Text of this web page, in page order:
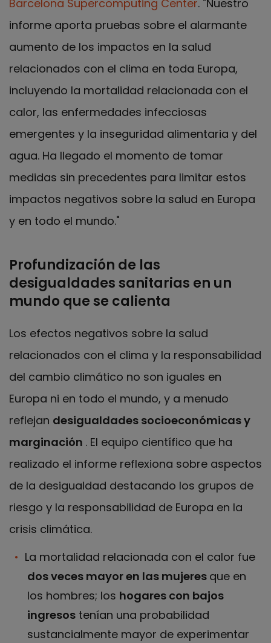
Barcelona Supercomputing Center. "Nuestro
informe aporta pruebas sobre el alarmante
aumento de los impactos en la salud
relacionados con el clima en toda Europa,
incluyendo la mortalidad relacionada con el
calor, las enfermedades infecciosas
emergentes y la inseguridad alimentaria y del
agua. Ha llegado el momento de tomar
medidas sin precedentes para limitar estos
impactos negativos sobre la salud en Europa
y en todo el mundo."
Profundización de las
desigualdades sanitarias en un
mundo que se calienta
Los efectos negativos sobre la salud
relacionados con el clima y la responsabilidad
del cambio climático no son iguales en
Europa ni en todo el mundo, y a menudo
reflejan desigualdades socioeconómicas y
marginación . El equipo científico que ha
realizado el informe reflexiona sobre aspectos
de la desigualdad destacando los grupos de
riesgo y la responsabilidad de Europa en la
crisis climática.
La mortalidad relacionada con el calor fue
dos veces mayor en las mujeres que en
los hombres; los hogares con bajos
ingresos tenían una probabilidad
sustancialmente mayor de experimentar